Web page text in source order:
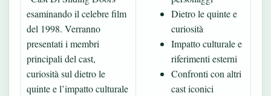
esaminando il celebre film
del 1998. Verranno
presentati i membri
principali del cast,
curiosità sul dietro le
quinte e l’impatto culturale
Dietro le quinte e
curiosità
Impatto culturale e
riferimenti esterni
Confronti con altri
cast iconici